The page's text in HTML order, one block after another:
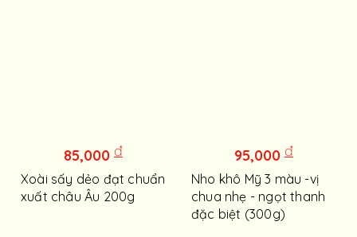
85,000 đ
Xoài sấy dẻo đạt chuẩn
xuất châu Âu 200g
95,000 đ
Nho khô Mỹ 3 màu -vị
chua nhẹ - ngọt thanh
đặc biệt (300g)